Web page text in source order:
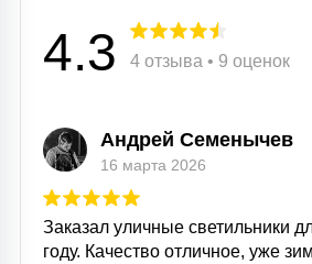
4.3 4 отзыва • 9 оценок
Андрей Семенычев
16 марта 2026
Заказал уличные светильники
году. Качество отличное, уже